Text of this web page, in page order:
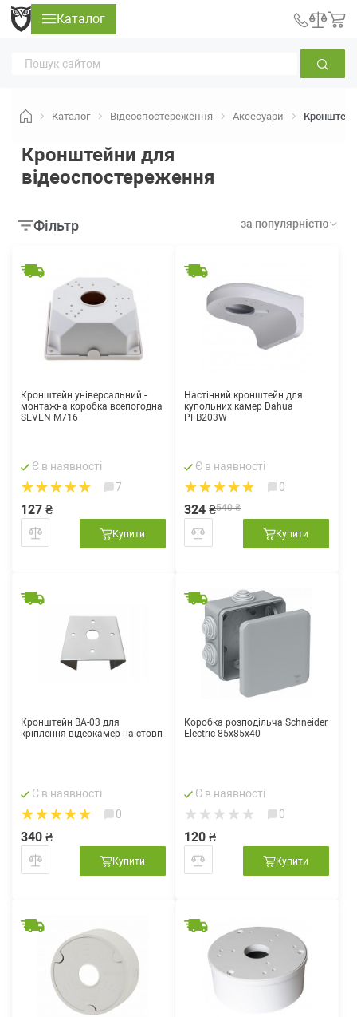
Каталог
Каталог Відеоспостереження Аксесуари
Кронштейни для
відеоспостереження
Фільтр за популярністю
Кронштейн універсальний -
монтажна коробка всепогодна
SEVEN M716
Є в наявності
7
127 ₴
Купити
Настінний кронштейн для
купольних камер Dahua
PFB203W
Є в наявності
0
540 ₴
324 ₴
Купити
Кронштейн BA-03 для
кріплення відеокамер на стовп
Є в наявності
0
340 ₴
Купити
Коробка розподільча Schneider
Electric 85х85х40
Є в наявності
0
120 ₴
Купити